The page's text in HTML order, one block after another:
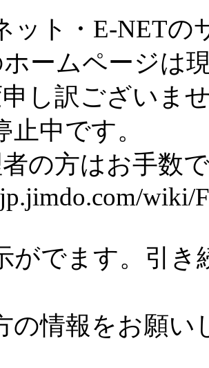
ット・E-NETの
ームページは
し訳ございま
止中です。
の方はお手数
wiki/
がでます。引
の情報をお願い